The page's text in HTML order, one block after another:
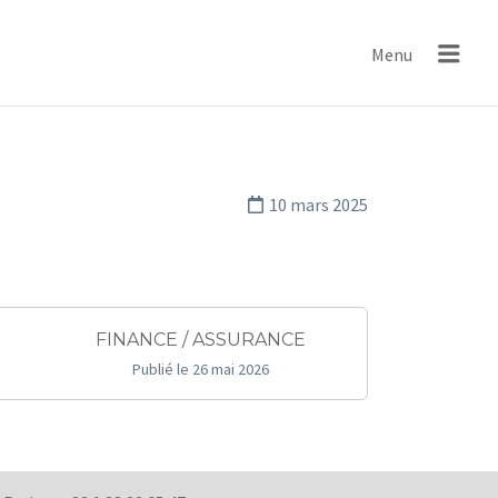
Menu
10 mars 2025
FINANCE / ASSURANCE
Publié le 26 mai 2026